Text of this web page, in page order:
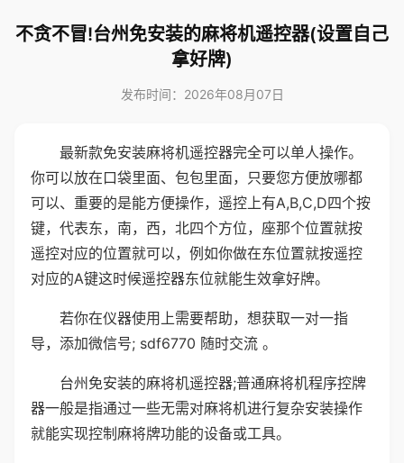
不贪不冒!台州免安装的麻将机遥控器(设置自己
拿好牌)
发布时间：2026年08月07日
最新款免安装麻将机遥控器完全可以单人操作。
你可以放在口袋里面、包包里面，只要您方便放哪都
可以、重要的是能方便操作，遥控上有A,B,C,D四个按
键，代表东，南，西，北四个方位，座那个位置就按
遥控对应的位置就可以，例如你做在东位置就按遥控
对应的A键这时候遥控器东位就能生效拿好牌。
若你在仪器使用上需要帮助，想获取一对一指
导，添加微信号; sdf6770 随时交流 。
台州免安装的麻将机遥控器;普通麻将机程序控牌
器一般是指通过一些无需对麻将机进行复杂安装操作
就能实现控制麻将牌功能的设备或工具。